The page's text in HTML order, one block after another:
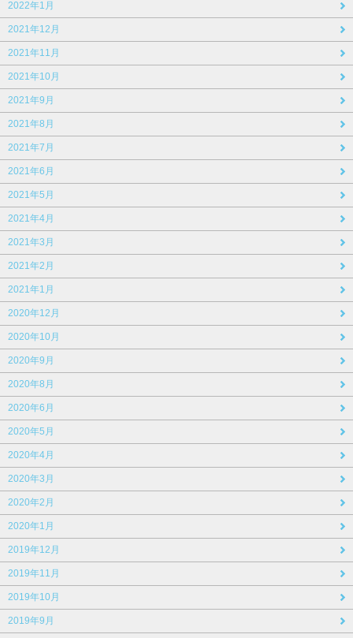
2022年1月
2021年12月
2021年11月
2021年10月
2021年9月
2021年8月
2021年7月
2021年6月
2021年5月
2021年4月
2021年3月
2021年2月
2021年1月
2020年12月
2020年10月
2020年9月
2020年8月
2020年6月
2020年5月
2020年4月
2020年3月
2020年2月
2020年1月
2019年12月
2019年11月
2019年10月
2019年9月